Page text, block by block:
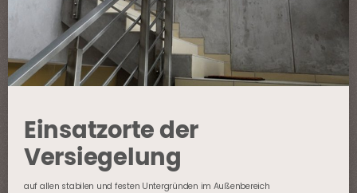
Einsatzorte der
Versiegelung
auf allen stabilen und festen Untergründen im Außenbereich